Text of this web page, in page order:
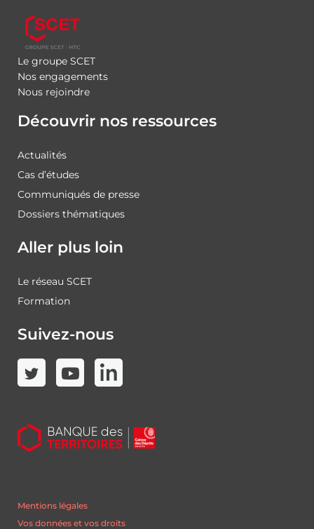
Le groupe SCET
Nos engagements
Nous rejoindre
Découvrir nos ressources
Actualités
Cas d’études
Communiqués de presse
Dossiers thématiques
Aller plus loin
Le réseau SCET
Formation
Suivez-nous
Mentions légales
Vos données et vos droits